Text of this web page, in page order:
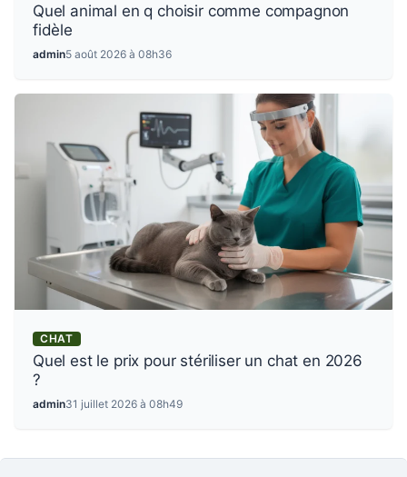
Quel animal en q choisir comme compagnon
fidèle
admin5 août 2026 à 08h36
CHAT
Quel est le prix pour stériliser un chat en 2026
?
admin31 juillet 2026 à 08h49